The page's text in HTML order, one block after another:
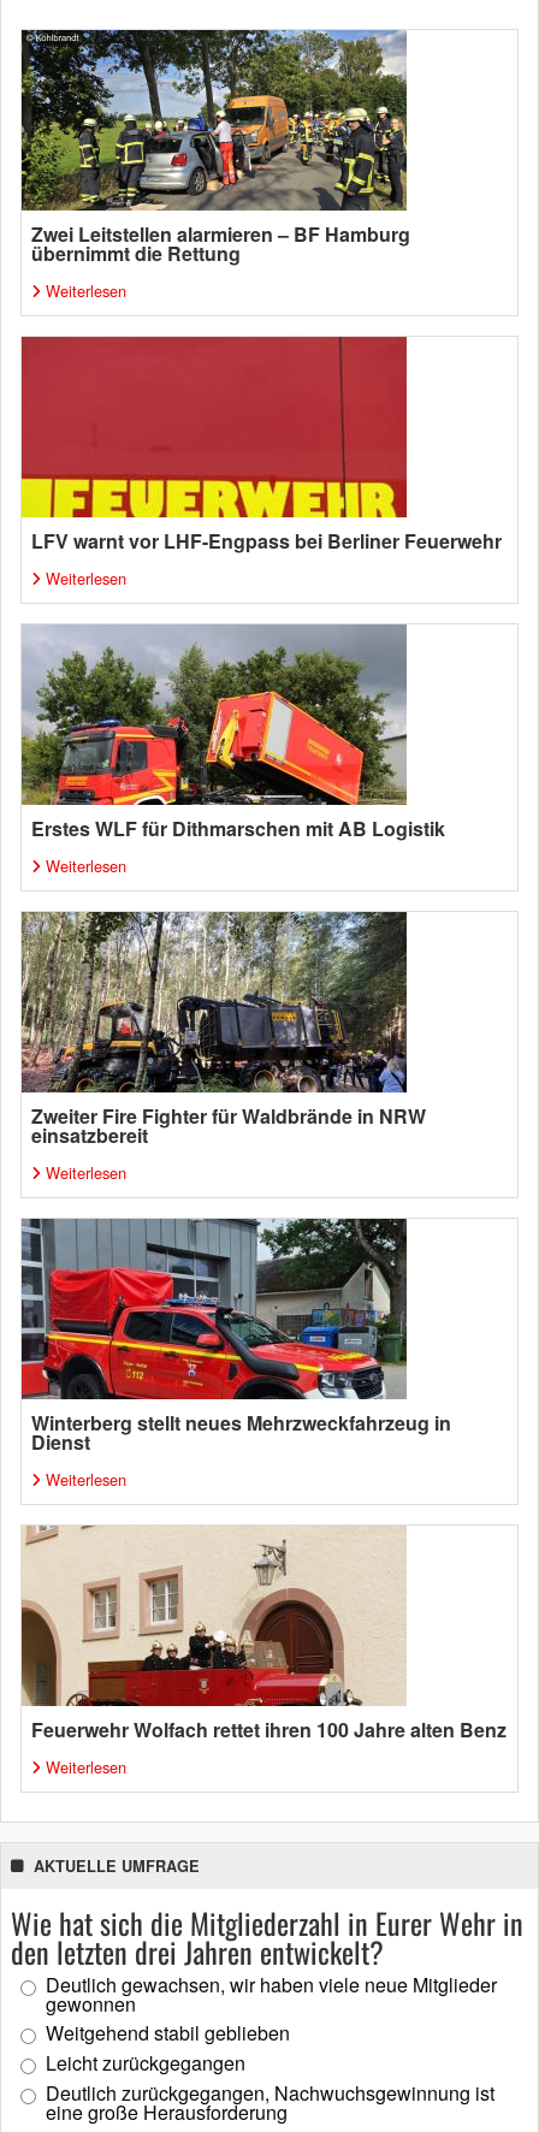
Zwei Leitstellen alarmieren – BF Hamburg
übernimmt die Rettung
Weiterlesen
LFV warnt vor LHF-Engpass bei Berliner Feuerwehr
Weiterlesen
Erstes WLF für Dithmarschen mit AB Logistik
Weiterlesen
Zweiter Fire Fighter für Waldbrände in NRW
einsatzbereit
Weiterlesen
Winterberg stellt neues Mehrzweckfahrzeug in
Dienst
Weiterlesen
Feuerwehr Wolfach rettet ihren 100 Jahre alten Benz
Weiterlesen
AKTUELLE UMFRAGE
Wie hat sich die Mitgliederzahl in Eurer Wehr in
den letzten drei Jahren entwickelt?
Deutlich gewachsen, wir haben viele neue Mitglieder
gewonnen
Weitgehend stabil geblieben
Leicht zurückgegangen
Deutlich zurückgegangen, Nachwuchsgewinnung ist
eine große Herausforderung